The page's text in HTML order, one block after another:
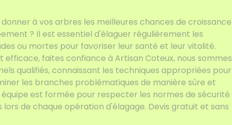
donner à vos arbres les meilleures chances de croissance
? Il est essentiel d'élaguer régulièrement les
ou mortes pour favoriser leur santé et leur vitalité.
efficace, faites confiance à Artisan Coteux, nous sommes
qualifiés, connaissant les techniques appropriées pour
les branches problématiques de manière sûre et
est formée pour respecter les normes de sécurité
lors de chaque opération d'élagage. Devis gratuit et sans